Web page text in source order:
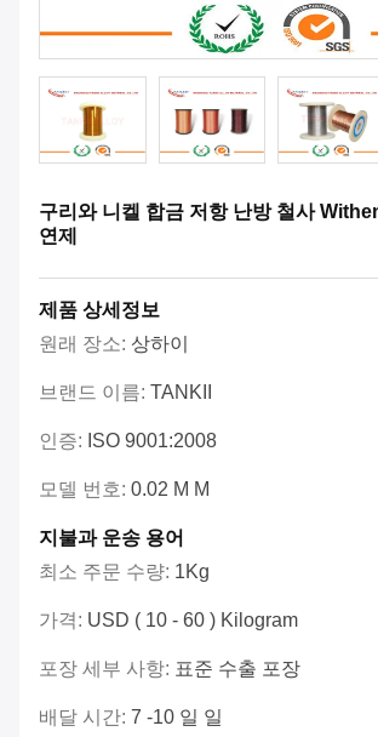
구리와 니켈 합금 저항 난방 철사
연제
제품 상세정보
원래 장소: 상하이
브랜드 이름: TANKII
인증: ISO 9001:2008
모델 번호: 0.02 M M
지불과 운송 용어
최소 주문 수량: 1Kg
가격: USD ( 10 - 60 ) Kilogram
포장 세부 사항: 표준 수출 포장
배달 시간: 7 -10 일 일